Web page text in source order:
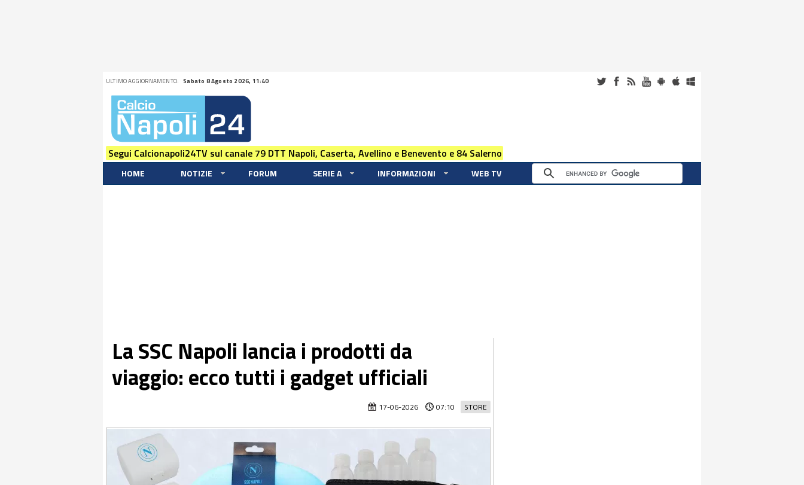
ULTIMO AGGIORNAMENTO: Sabato 8 Agosto 2026, 11:40
Segui Calcionapoli24TV sul canale 79 DTT Napoli, Caserta, Avellino e Benevento e 84 Salerno
HOME NOTIZIE FORUM SERIE A INFORMAZIONI WEB TV
La SSC Napoli lancia i prodotti da
viaggio: ecco tutti i gadget ufficiali
STORE
17-06-2026 07:10